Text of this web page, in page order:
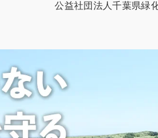
公益社団法人千葉県緑